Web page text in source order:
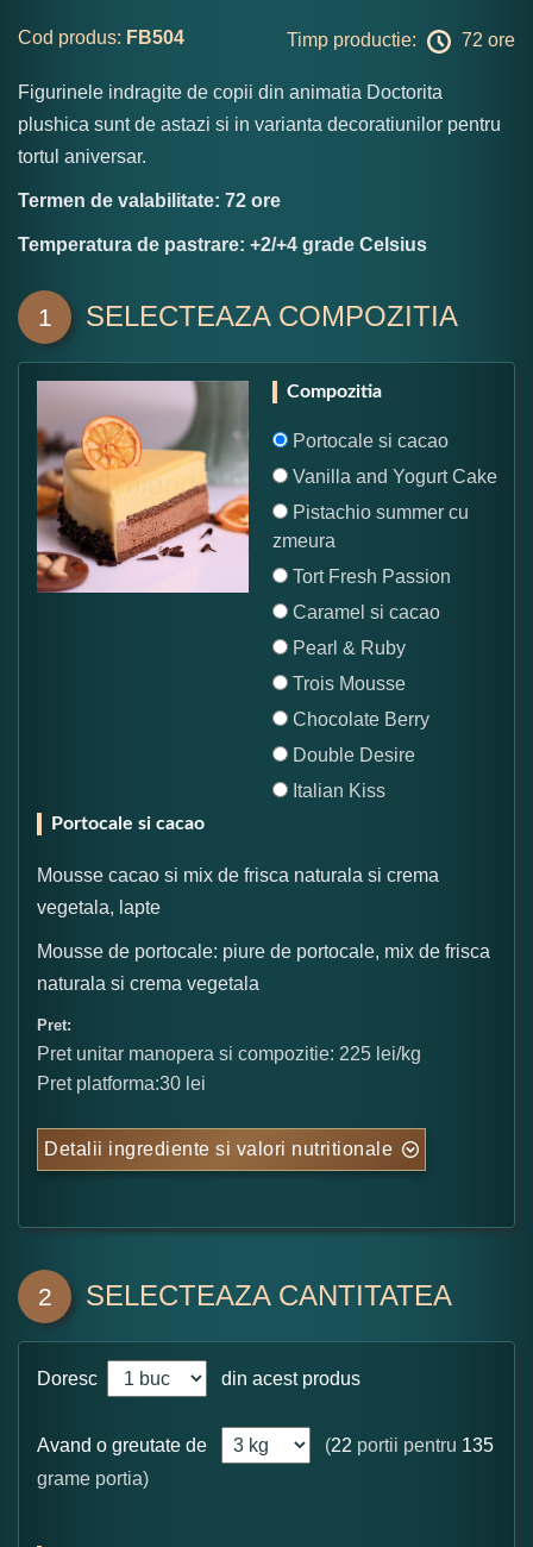
Cod produs: FB504 Timp productie: 72 ore
Figurinele indragite de copii din animatia Doctorita
plushica sunt de astazi si in varianta decoratiunilor pentru
tortul aniversar.
Termen de valabilitate: 72 ore
Temperatura de pastrare: +2/+4 grade Celsius
1 SELECTEAZA COMPOZITIA
Compozitia
Portocale si cacao
Vanilla and Yogurt Cake
Pistachio summer cu
zmeura
Tort Fresh Passion
Caramel si cacao
Pearl & Ruby
Trois Mousse
Chocolate Berry
Double Desire
Italian Kiss
Portocale si cacao
Mousse cacao si mix de frisca naturala si crema
vegetala, lapte
Mousse de portocale: piure de portocale, mix de frisca
naturala si crema vegetala
Pret:
Pret unitar manopera si compozitie: 225 lei/kg
Pret platforma:30 lei
Detalii ingrediente si valori nutritionale
2 SELECTEAZA CANTITATEA
Doresc din acest produs
Avand o greutate de (22 portii pentru 135
grame portia)